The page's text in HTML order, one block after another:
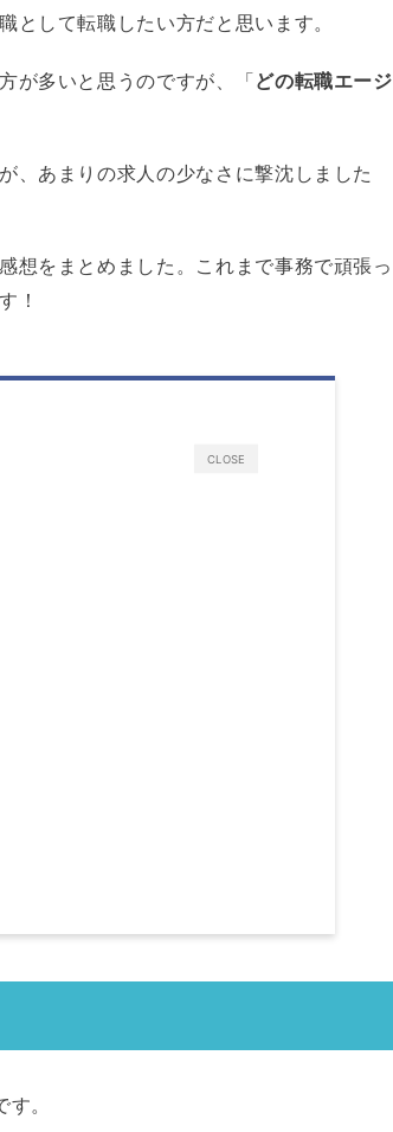
として転職したい方だと思います。
が多いと思うのですが、「どの転職エージ
、あまりの求人の少なさに撃沈しました
想をまとめました。これまで事務で頑張っ
！
CLOSE
す。